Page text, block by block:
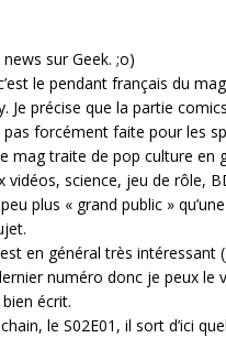
sur Geek. ;o)
le pendant français du
Je précise que la partie
pas forcément faite pour les
mag traite de pop culture en
vidéos, science, jeu de rôle,
plus « grand public »
en général très intéressant
numéro donc je peux le
écrit.
le S02E01, il sort d’ici